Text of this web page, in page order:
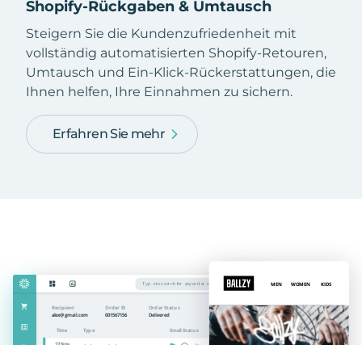
Shopify-Rückgaben & Umtausch
Steigern Sie die Kundenzufriedenheit mit
vollständig automatisierten Shopify-Retouren,
Umtausch und Ein-Klick-Rückerstattungen, die
Ihnen helfen, Ihre Einnahmen zu sichern.
Erfahren Sie mehr